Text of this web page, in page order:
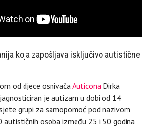
koja zapošljava isključivo autistične
od djece osnivačaAuticona Dirka
je autizam u dobi od 14
grupi za samopomoć pod nazivom
autističnih osoba između 25 i 50 godina